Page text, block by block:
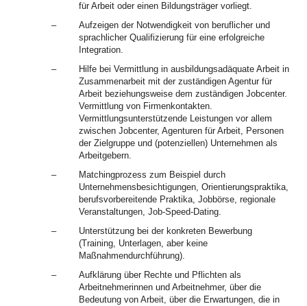
für Arbeit oder einen Bildungsträger vorliegt.
–
Aufzeigen der Notwendigkeit von beruflicher und
sprachlicher Qualifizierung für eine erfolgreiche
Integration.
–
Hilfe bei Vermittlung in ausbildungsadäquate Arbeit in
Zusammenarbeit mit der zuständigen Agentur für
Arbeit beziehungsweise dem zuständigen Jobcenter.
Vermittlung von Firmenkontakten.
Vermittlungsunterstützende Leistungen vor allem
zwischen Jobcenter, Agenturen für Arbeit, Personen
der Zielgruppe und (potenziellen) Unternehmen als
Arbeitgebern.
–
Matchingprozess zum Beispiel durch
Unternehmensbesichtigungen, Orientierungspraktika,
berufsvorbereitende Praktika, Jobbörse, regionale
Veranstaltungen, Job-Speed-Dating.
–
Unterstützung bei der konkreten Bewerbung
(Training, Unterlagen, aber keine
Maßnahmendurchführung).
–
Aufklärung über Rechte und Pflichten als
Arbeitnehmerinnen und Arbeitnehmer, über die
Bedeutung von Arbeit, über die Erwartungen, die in